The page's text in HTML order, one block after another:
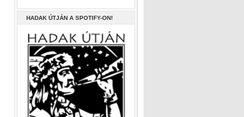
HADAK ÚTJÁN A SPOTIFY-ON!